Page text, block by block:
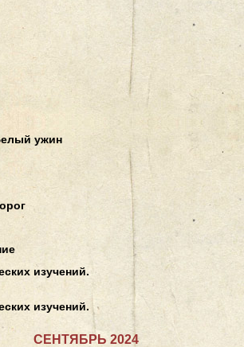
ужин
изучений.
изучений.
СЕНТЯБРЬ 2024